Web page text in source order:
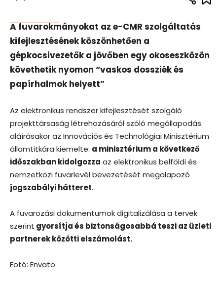
A fuvarokmányokat az e-CMR szolgáltatás
kifejlesztésének köszönhetően a
gépkocsivezetők a jövőben egy okoseszközön
követhetik nyomon “vaskos dossziék és
papírhalmok helyett”
Az elektronikus rendszer kifejlesztését szolgáló
projekttársaság létrehozásáról szóló megállapodás
aláírásakor az Innovációs és Technológiai Minisztérium
államtitkára kiemelte: a minisztérium a következő
időszakban kidolgozza az elektronikus belföldi és
nemzetközi fuvarlevél bevezetését megalapozó
jogszabályi hátteret.
A fuvarozási dokumentumok digitalizálása a tervek
szerint gyorsítja és biztonságosabbá teszi az üzleti
partnerek közötti elszámolást.
Fotó: Envato